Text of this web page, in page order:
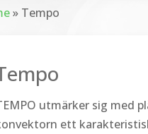
» Tempo
utmärker sig med
ett